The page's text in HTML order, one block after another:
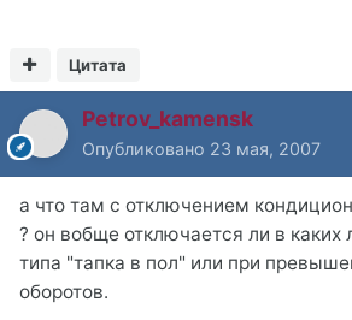
Цитата
Petrov_kamensk
Опубликовано 23 мая, 2007
а что там с отключением
? он вобще отключается ли в
типа "тапка в пол" или при
оборотов.